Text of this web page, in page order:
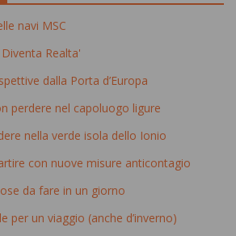
navi MSC
Realta'
dalla Porta d’Europa
perdere nel capoluogo ligure
nella verde isola dello Ionio
con nuove misure anticontagio
da fare in un giorno
per un viaggio (anche d’inverno)